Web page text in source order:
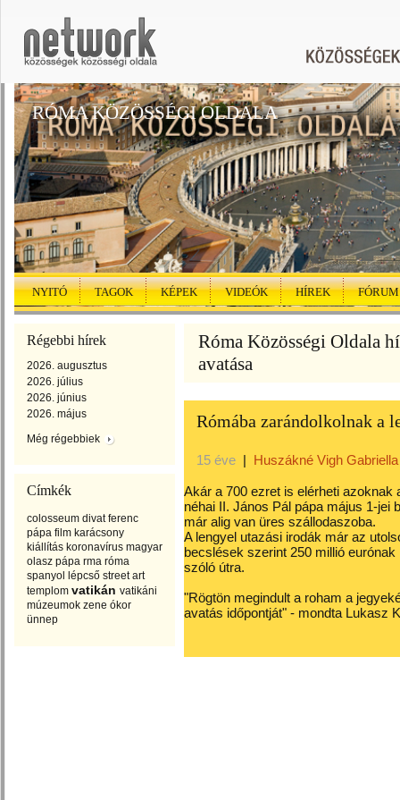
RÓMA KÖZÖSSÉGI OLDALA
NYITÓ TAGOK KÉPEK VIDEÓK HÍREK FÓRUM
Régebbi hírek
2026. augusztus
2026. július
2026. június
2026. május
Még régebbiek
Címkék
colosseum divat ferenc
pápa film karácsony
kiállítás koronavírus magyar
olasz pápa rma róma
spanyol lépcső street art
templom vatikán vatikáni
múzeumok zene ókor
ünnep
Róma Közösségi Oldala
avatása
Rómába zarándolkolnak a
15 éve | Huszákné Vigh Gabriella
Akár a 700 ezret is elérheti
néhai II. János Pál pápa május 1-jei
már alig van üres szállodaszoba.
A lengyel utazási irodák már az
becslések szerint 250 millió
szóló útra.
"Rögtön megindult a roham a
avatás időpontját" - mondta Lukasz